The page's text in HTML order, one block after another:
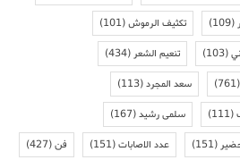
(109) تكثيف الرموش(101)
(103) تنعيم الشعر(434)
(761) سعد المجرد(113)
(111) سلمى رشيد(167)
(151) عدد الاصابات(151) فن(427)